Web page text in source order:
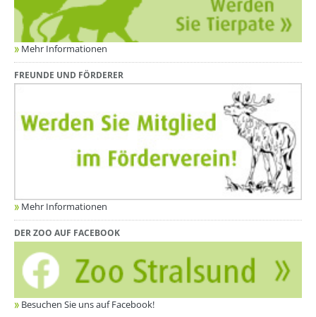
Mehr Informationen
FREUNDE UND FÖRDERER
Mehr Informationen
DER ZOO AUF FACEBOOK
Besuchen Sie uns auf Facebook!